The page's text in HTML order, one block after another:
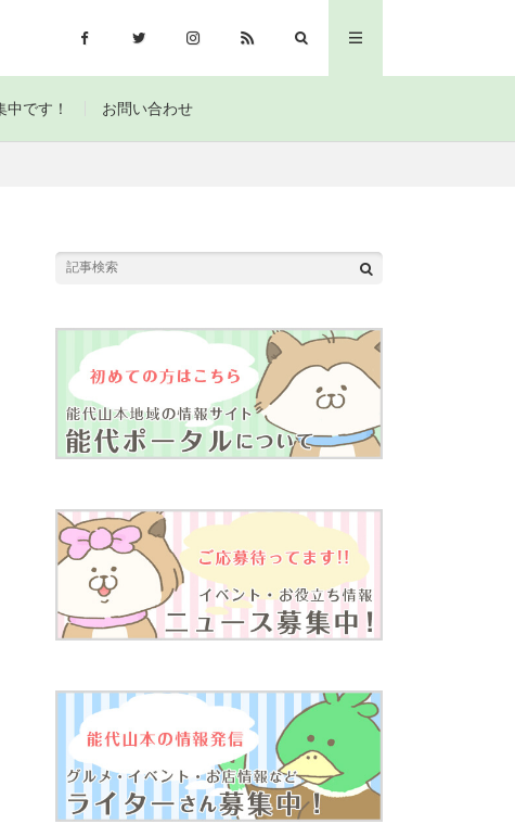
です！ お問い合わせ